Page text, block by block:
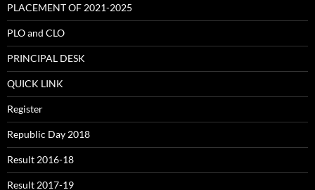
PLACEMENT OF 2021-2025
PLO and CLO
PRINCIPAL DESK
QUICK LINK
Register
Republic Day 2018
Result 2016-18
Result 2017-19